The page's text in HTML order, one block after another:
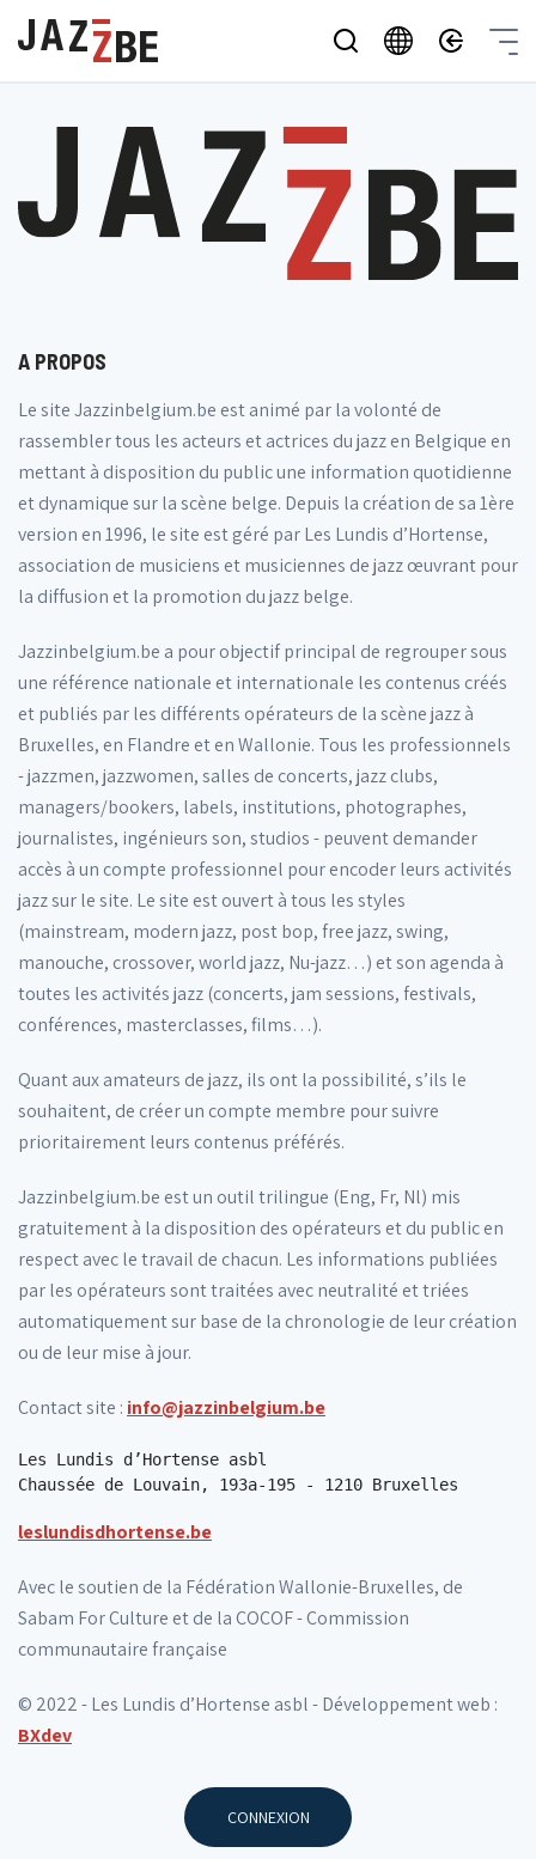
A PROPOS
Le site Jazzinbelgium.be est animé par la volonté de
rassembler tous les acteurs et actrices du jazz en Belgique en
mettant à disposition du public une information quotidienne
et dynamique sur la scène belge. Depuis la création de sa 1ère
version en 1996, le site est géré par Les Lundis d’Hortense,
association de musiciens et musiciennes de jazz œuvrant pour
la diffusion et la promotion du jazz belge.
Jazzinbelgium.be a pour objectif principal de regrouper sous
une référence nationale et internationale les contenus créés
et publiés par les différents opérateurs de la scène jazz à
Bruxelles, en Flandre et en Wallonie. Tous les professionnels
- jazzmen, jazzwomen, salles de concerts, jazz clubs,
managers/bookers, labels, institutions, photographes,
journalistes, ingénieurs son, studios - peuvent demander
accès à un compte professionnel pour encoder leurs activités
jazz sur le site. Le site est ouvert à tous les styles
(mainstream, modern jazz, post bop, free jazz, swing,
manouche, crossover, world jazz, Nu-jazz…) et son agenda à
toutes les activités jazz (concerts, jam sessions, festivals,
conférences, masterclasses, films…).
Quant aux amateurs de jazz, ils ont la possibilité, s’ils le
souhaitent, de créer un compte membre pour suivre
prioritairement leurs contenus préférés.
Jazzinbelgium.be est un outil trilingue (Eng, Fr, Nl) mis
gratuitement à la disposition des opérateurs et du public en
respect avec le travail de chacun. Les informations publiées
par les opérateurs sont traitées avec neutralité et triées
automatiquement sur base de la chronologie de leur création
ou de leur mise à jour.
Contact site : info@jazzinbelgium.be
Les Lundis d’Hortense asbl
leslundisdhortense.be
Avec le soutien de la Fédération Wallonie-Bruxelles, de
Sabam For Culture et de la COCOF - Commission
communautaire française
© 2022 - Les Lundis d’Hortense asbl - Développement web :
BXdev
CONNEXION